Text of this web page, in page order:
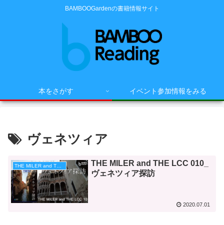
BAMBOOGardenの書籍情報サイト
本をさがす イベント参加情報をみる
ヴェネツィア
THE MILER and THE LCC
THE MILER and THE LCC 010_
ヴェネツィア探訪
2020.07.01